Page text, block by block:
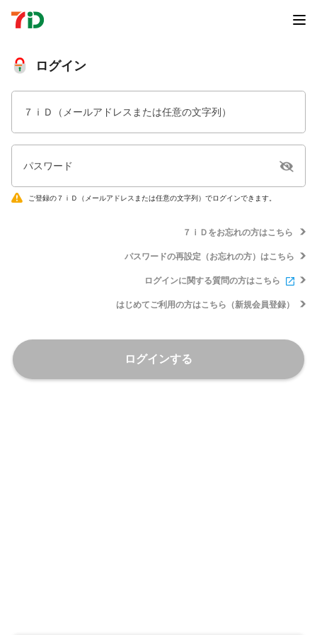
ログイン
７ｉＤ（メールアドレスまたは任意の文字列）
パスワード
ご登録の７ｉＤ（メールアドレスまたは任意の文字列）でログインできます。
７ｉＤをお忘れの方はこちら
パスワードの再設定（お忘れの方）はこちら
ログインに関する質問の方はこちら
はじめてご利用の方はこちら（新規会員登録）
ログインする